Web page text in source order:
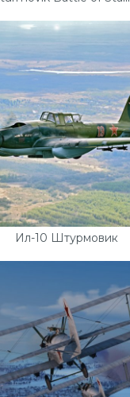
Ил-10 Штурмовик